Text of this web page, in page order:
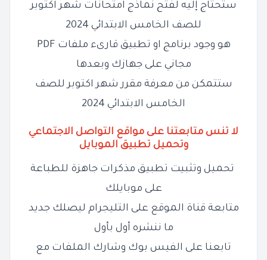
ستحتاج إليه لفتح نماذج امتحانات شهر اكتوبر
للصف الخامس الابتدائي 2024
هو وجود برنامج او تطبيق قارىء ملفات PDF
مجاني على جهازك وبعدها
ستتمكن من معرفة مقرر شهر اكتوبر للصف
الخامس الابتدائي 2024
لا تنس متابعتنا على مواقع التواصل الاجتماعي
وتحميل تطبيق الموبايل
تحميل وتثبيت تطبيق مذكرات جاهزة للطباعة
على موبايلك
متابعة قناة الموقع على التليجرام ليصلك جديد
ما ننشره أول بأول
تابعنا على الفيس بوك وشارك الملفات مع